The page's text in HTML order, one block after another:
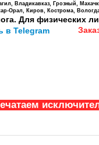
Владикавказ, Грозный,
Орал, Киров, Кострома,
Для физических